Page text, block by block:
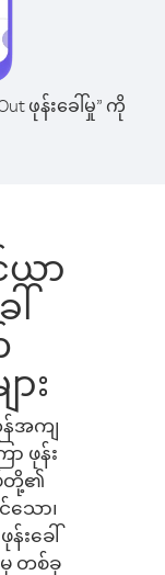
ဖုန်းခေါ်မှု” ကို
ယာ
း
အကျ
ာ ဖုန်း
ပ်တို့၏
သော၊
းခေါ်
တစ်ခု